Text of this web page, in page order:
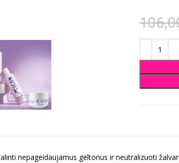
nepageidaujamus geltonus ir neutralizuoti